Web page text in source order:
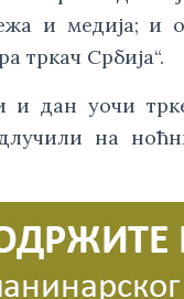
и медија; и
тркач Србија“.
и дан уочи
на